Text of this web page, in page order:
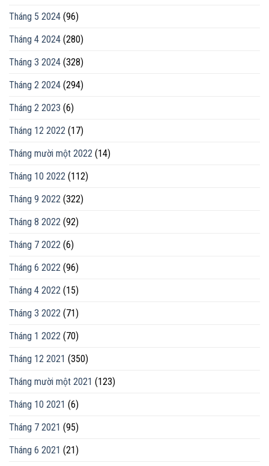
Tháng 5 2024 (96)
Tháng 4 2024 (280)
Tháng 3 2024 (328)
Tháng 2 2024 (294)
Tháng 2 2023 (6)
Tháng 12 2022 (17)
Tháng mười một 2022 (14)
Tháng 10 2022 (112)
Tháng 9 2022 (322)
Tháng 8 2022 (92)
Tháng 7 2022 (6)
Tháng 6 2022 (96)
Tháng 4 2022 (15)
Tháng 3 2022 (71)
Tháng 1 2022 (70)
Tháng 12 2021 (350)
Tháng mười một 2021 (123)
Tháng 10 2021 (6)
Tháng 7 2021 (95)
Tháng 6 2021 (21)